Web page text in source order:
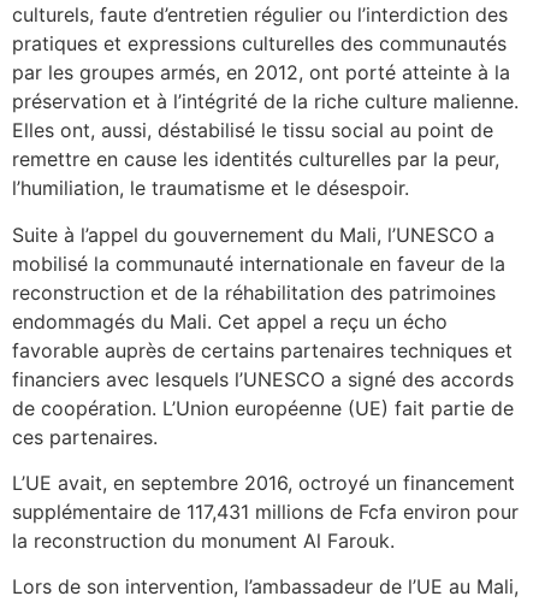
culturels, faute d’entretien régulier ou l’interdiction des
pratiques et expressions culturelles des communautés
par les groupes armés, en 2012, ont porté atteinte à la
préservation et à l’intégrité de la riche culture malienne.
Elles ont, aussi, déstabilisé le tissu social au point de
remettre en cause les identités culturelles par la peur,
l’humiliation, le traumatisme et le désespoir.
Suite à l’appel du gouvernement du Mali, l’UNESCO a
mobilisé la communauté internationale en faveur de la
reconstruction et de la réhabilitation des patrimoines
endommagés du Mali. Cet appel a reçu un écho
favorable auprès de certains partenaires techniques et
financiers avec lesquels l’UNESCO a signé des accords
de coopération. L’Union européenne (UE) fait partie de
ces partenaires.
L’UE avait, en septembre 2016, octroyé un financement
supplémentaire de 117,431 millions de Fcfa environ pour
la reconstruction du monument Al Farouk.
Lors de son intervention, l’ambassadeur de l’UE au Mali,